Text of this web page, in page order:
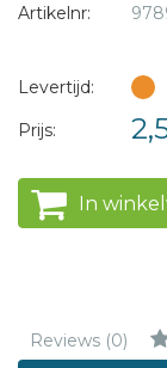
pogingen elkaar
de moderne
Artikelnr:
Levertijd:
Prijs:
In
Reviews (0)